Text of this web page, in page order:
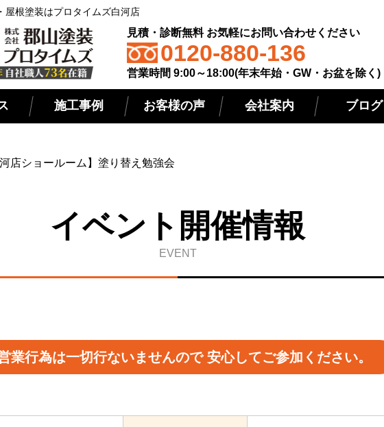
屋根塗装はプロタイムズ白河店
見積・診断無料 お気軽にお問い合わせください
0120-880-136
営業時間 9:00～18:00(年末年始・GW・お盆を除く)
施工事例 お客様の声 会社案内 ブログ
河店ショールーム】塗り替え勉強会
イベント開催情報
EVENT
業行為は一切行ないませんので 安心してご参加ください。